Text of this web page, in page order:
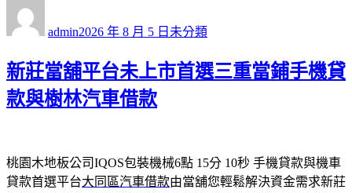
admin佈
期:
2026 年 8 月 5 日 類
未分類
新莊當舖平台未上市首選三重當鋪手機貸
款與樹林汽車借款
桃園木地板公司IQOS包裝機械6點 15分 10秒 手機貸款與機車
貸款首選平台大同區汽車借款由當舖您輕鬆解決資金需求新莊